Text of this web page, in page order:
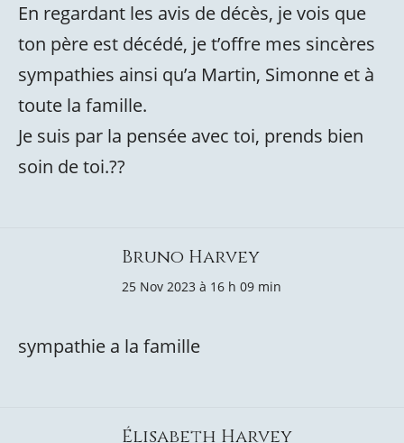
En regardant les avis de décès, je vois que
ton père est décédé, je t’offre mes sincères
sympathies ainsi qu’a Martin, Simonne et à
toute la famille.
Je suis par la pensée avec toi, prends bien
soin de toi.??
Bruno Harvey
25 Nov 2023 à 16 h 09 min
sympathie a la famille
Élisabeth Harvey